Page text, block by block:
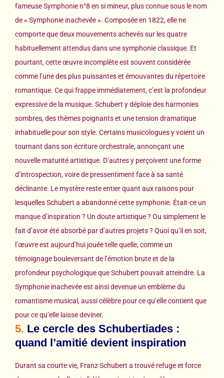
fameuse Symphonie n°8 en si mineur, plus connue sous le nom
de « Symphonie inachevée ». Composée en 1822, elle ne
comporte que deux mouvements achevés sur les quatre
habituellement attendus dans une symphonie classique. Et
pourtant, cette œuvre incomplète est souvent considérée
comme l’une des plus puissantes et émouvantes du répertoire
romantique. Ce qui frappe immédiatement, c’est la profondeur
expressive de la musique. Schubert y déploie des harmonies
sombres, des thèmes poignants et une tension dramatique
inhabituelle pour son style. Certains musicologues y voient un
tournant dans son écriture orchestrale, annonçant une
nouvelle maturité artistique. D’autres y perçoivent une forme
d’introspection, voire de pressentiment face à sa santé
déclinante. Le mystère reste entier quant aux raisons pour
lesquelles Schubert a abandonné cette symphonie. Était-ce un
manque d’inspiration ? Un doute artistique ? Ou simplement le
fait d’avoir été absorbé par d’autres projets ? Quoi qu’il en soit,
l’œuvre est aujourd’hui jouée telle quelle, comme un
témoignage bouleversant de l’émotion brute et de la
profondeur psychologique que Schubert pouvait atteindre. La
Symphonie inachevée est ainsi devenue un emblème du
romantisme musical, aussi célèbre pour ce qu’elle contient que
pour ce qu’elle laisse deviner.
5. Le cercle des Schubertiades :
quand l’amitié devient inspiration
Durant sa courte vie, Franz Schubert a trouvé refuge et force